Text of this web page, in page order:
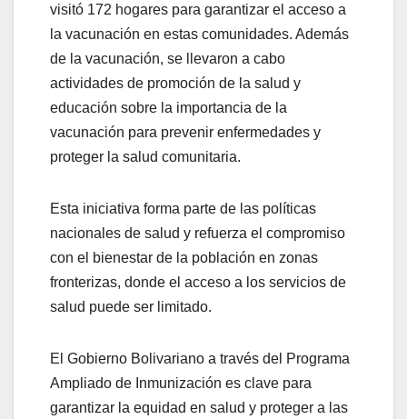
visitó 172 hogares para garantizar el acceso a
la vacunación en estas comunidades. Además
de la vacunación, se llevaron a cabo
actividades de promoción de la salud y
educación sobre la importancia de la
vacunación para prevenir enfermedades y
proteger la salud comunitaria.
Esta iniciativa forma parte de las políticas
nacionales de salud y refuerza el compromiso
con el bienestar de la población en zonas
fronterizas, donde el acceso a los servicios de
salud puede ser limitado.
El Gobierno Bolivariano a través del Programa
Ampliado de Inmunización es clave para
garantizar la equidad en salud y proteger a las